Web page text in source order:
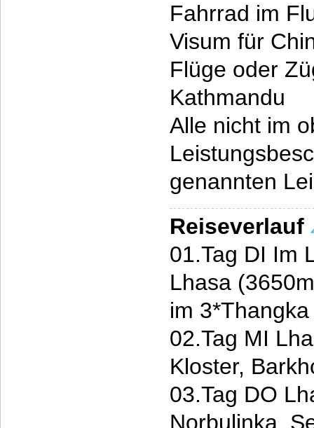
Fahrrad im
Visum für
Flüge oder
Kathmandu
Alle nicht im
genannten
Reiseverlauf
01.Tag DI Im
Lhasa
im
02.Tag MI
Kloster,
03.Tag DO
Norbulinka,